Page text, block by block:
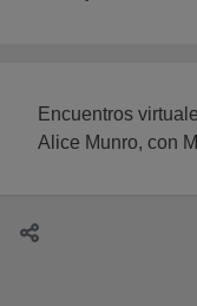
Encuentros
Alice Munro, con